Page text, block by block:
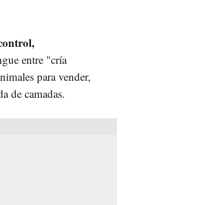
entre "cría
para vender,
de camadas.